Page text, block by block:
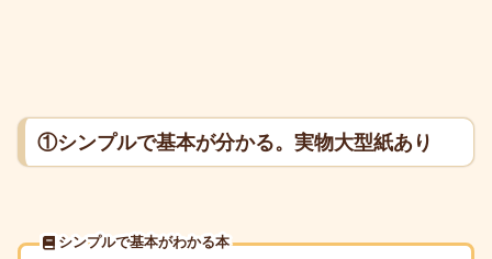
①シンプルで基本が分かる。実物大型紙あり
シンプルで基本がわかる本